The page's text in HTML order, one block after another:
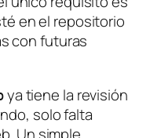
en el repositorio
con futuras
ya tiene la revisión
solo falta